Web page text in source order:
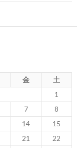
金 土
1
7
8
14
15
21
22